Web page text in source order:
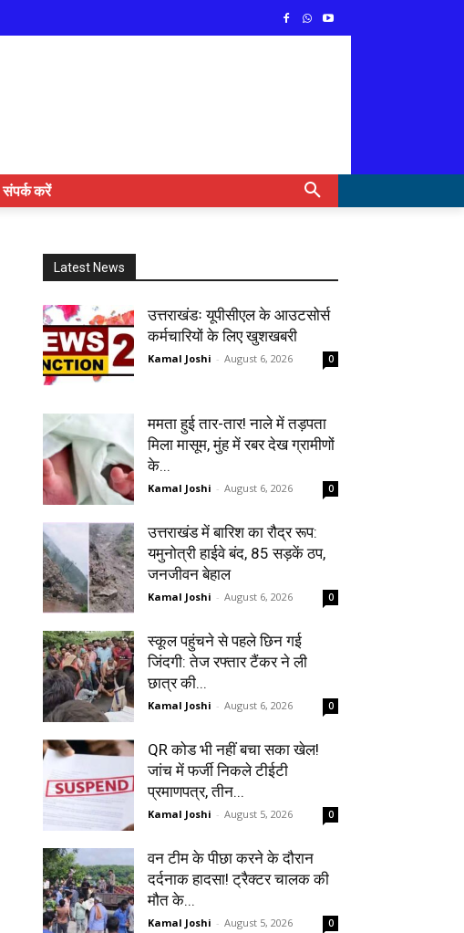
संपर्क करें
Latest News
उत्तराखंडः यूपीसीएल के आउटसोर्स
कर्मचारियों के लिए खुशखबरी
Kamal Joshi - August 6, 2026 0
ममता हुई तार-तार! नाले में तड़पता
मिला मासूम, मुंह में रबर देख ग्रामीणों
के...
Kamal Joshi - August 6, 2026 0
उत्तराखंड में बारिश का रौद्र रूप:
यमुनोत्री हाईवे बंद, 85 सड़कें ठप,
जनजीवन बेहाल
Kamal Joshi - August 6, 2026 0
स्कूल पहुंचने से पहले छिन गई
जिंदगी: तेज रफ्तार टैंकर ने ली
छात्र की...
Kamal Joshi - August 6, 2026 0
QR कोड भी नहीं बचा सका खेल!
जांच में फर्जी निकले टीईटी
प्रमाणपत्र, तीन...
Kamal Joshi - August 5, 2026 0
वन टीम के पीछा करने के दौरान
दर्दनाक हादसा! ट्रैक्टर चालक की
मौत के...
Kamal Joshi - August 5, 2026 0